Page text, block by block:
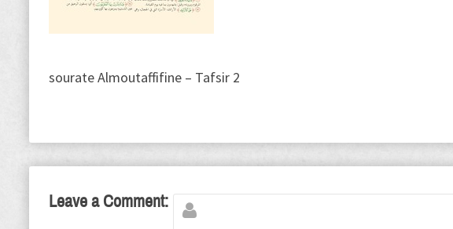
sourate Almoutaffifine – Tafsir 2
Leave a Comment: